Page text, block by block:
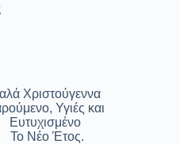
Χριστούγεννα
Υγιές και
Ευτυχισμένο
Το Νέο Έτος.